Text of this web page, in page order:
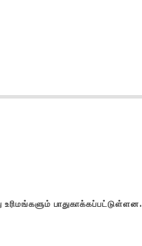
பாதுகாக்கப்பட்டுள்ளன.